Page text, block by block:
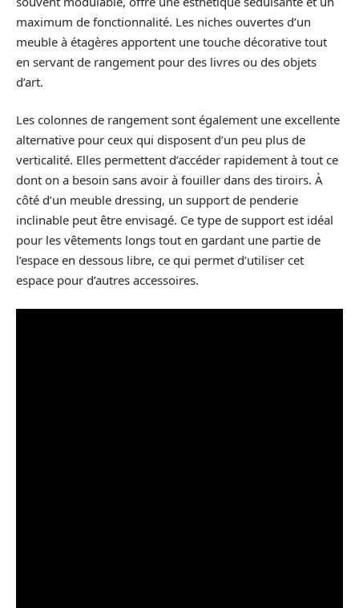
maximum de fonctionnalité. Les niches ouvertes d’un
meuble à étagères apportent une touche décorative tout
en servant de rangement pour des livres ou des objets
d’art.
Les colonnes de rangement sont également une excellente
alternative pour ceux qui disposent d’un peu plus de
verticalité. Elles permettent d’accéder rapidement à tout ce
dont on a besoin sans avoir à fouiller dans des tiroirs. À
côté d’un meuble dressing, un support de penderie
inclinable peut être envisagé. Ce type de support est idéal
pour les vêtements longs tout en gardant une partie de
l’espace en dessous libre, ce qui permet d’utiliser cet
espace pour d’autres accessoires.